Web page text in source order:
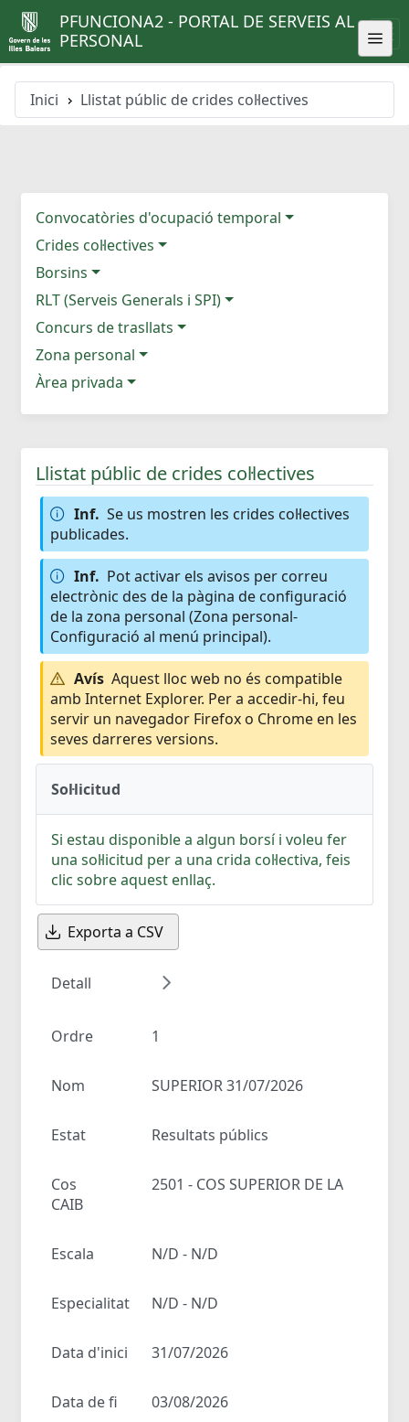
PFUNCIONA2 - PORTAL DE SERVEIS AL
PERSONAL
Inici Llistat públic de crides col·lectives
Convocatòries d'ocupació temporal
Crides col·lectives
Borsins
RLT (Serveis Generals i SPI)
Concurs de trasllats
Zona personal
Àrea privada
Llistat públic de crides col·lectives
Inf. Se us mostren les crides col·lectives
publicades.
Inf. Pot activar els avisos per correu
electrònic des de la pàgina de configuració
de la zona personal (Zona personal-
Configuració al menú principal).
Avís Aquest lloc web no és compatible
amb Internet Explorer. Per a accedir-hi, feu
servir un navegador Firefox o Chrome en les
seves darreres versions.
Sol·licitud
Si estau disponible a algun borsí i voleu fer
una sol·licitud per a una crida col·lectiva, feis
clic sobre aquest enllaç.
Exporta a CSV
Detall
Ordre 1
Nom SUPERIOR 31/07/2026
Estat Resultats públics
Cos
2501 - COS SUPERIOR DE LA
CAIB
Escala N/D - N/D
Especialitat N/D - N/D
Data d'inici 31/07/2026
Data de fi 03/08/2026